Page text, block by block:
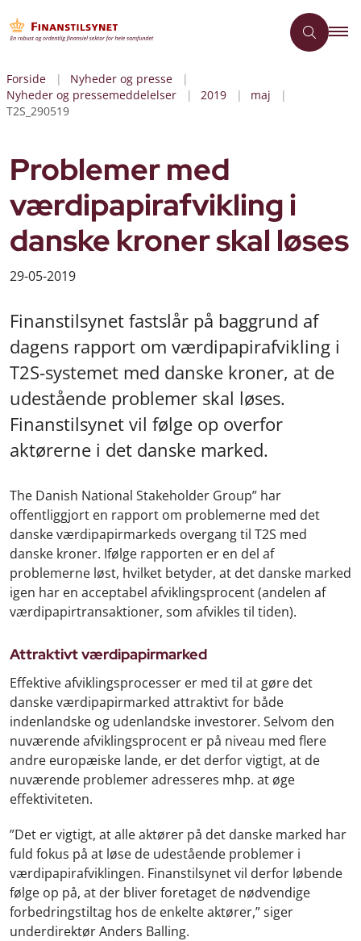
Forside
Nyheder og presse
Nyheder og pressemeddelelser
2019
maj
T2S_290519
Problemer med
værdipapirafvikling i
danske kroner skal løses
29-05-2019
Finanstilsynet fastslår på baggrund af
dagens rapport om værdipapirafvikling i
T2S-systemet med danske kroner, at de
udestående problemer skal løses.
Finanstilsynet vil følge op overfor
aktørerne i det danske marked.
The Danish National Stakeholder Group” har
offentliggjort en rapport om problemerne med det
danske værdipapirmarkeds overgang til T2S med
danske kroner. Ifølge rapporten er en del af
problemerne løst, hvilket betyder, at det danske marked
igen har en acceptabel afviklingsprocent (andelen af
værdipapirtransaktioner, som afvikles til tiden).
Attraktivt værdipapirmarked
Effektive afviklingsprocesser er med til at gøre det
danske værdipapirmarked attraktivt for både
indenlandske og udenlandske investorer. Selvom den
nuværende afviklingsprocent er på niveau med flere
andre europæiske lande, er det derfor vigtigt, at de
nuværende problemer adresseres mhp. at øge
effektiviteten.
”Det er vigtigt, at alle aktører på det danske marked har
fuld fokus på at løse de udestående problemer i
værdipapirafviklingen. Finanstilsynet vil derfor løbende
følge op på, at der bliver foretaget de nødvendige
forbedringstiltag hos de enkelte aktører,” siger
underdirektør Anders Balling.